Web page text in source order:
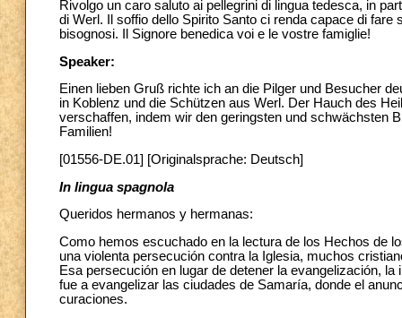
Rivolgo un caro saluto ai pellegrini di lingua tedesca, in
di Werl. Il soffio dello Spirito Santo ci renda capace di fare
bisognosi. Il Signore benedica voi e le vostre famiglie!
Speaker:
Einen lieben Gruß richte ich an die Pilger und Besucher
in Koblenz und die Schützen aus Werl. Der Hauch des
verschaffen, indem wir den geringsten und schwächsten
Familien!
[01556-DE.01] [Originalsprache: Deutsch]
In lingua spagnola
Queridos hermanos y hermanas:
Como hemos escuchado en la lectura de los Hechos de
una violenta persecución contra la Iglesia, muchos
Esa persecución en lugar de detener la evangelización,
fue a evangelizar las ciudades de Samaría, donde el
curaciones.